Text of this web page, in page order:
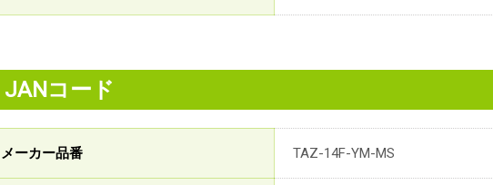
JANコード
メーカー品番 TAZ-14F-YM-MS